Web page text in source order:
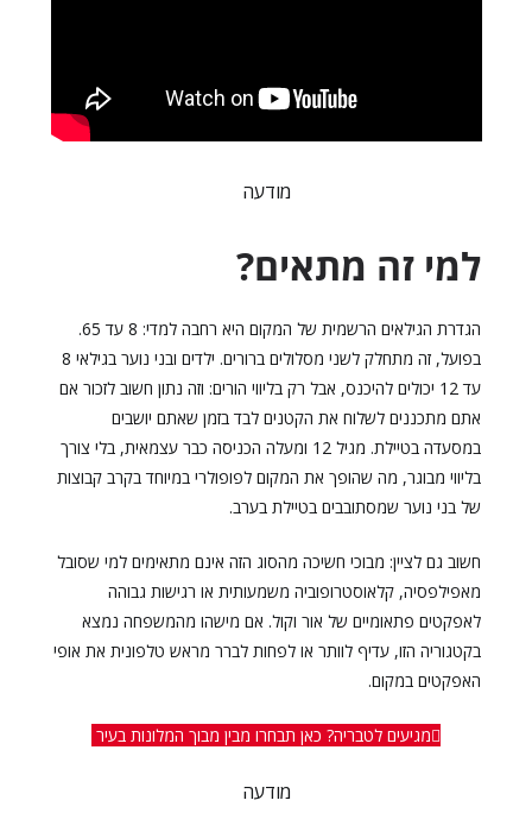
מודעה
למי זה מתאים?
הגדרת הגילאים הרשמית של המקום היא רחבה למדי: 8 עד 65.
בפועל, זה מתחלק לשני מסלולים ברורים. ילדים ובני נוער בגילאי 8
עד 12 יכולים להיכנס, אבל רק בליווי הורים: וזה נתון חשוב לזכור אם
אתם מתכננים לשלוח את הקטנים לבד בזמן שאתם יושבים
במסעדה בטיילת. מגיל 12 ומעלה הכניסה כבר עצמאית, בלי צורך
בליווי מבוגר, מה שהופך את המקום לפופולרי במיוחד בקרב קבוצות
של בני נוער שמסתובבים בטיילת בערב.
חשוב גם לציין: מבוכי חשיכה מהסוג הזה אינם מתאימים למי שסובל
מאפילפסיה, קלאוסטרופוביה משמעותית או רגישות גבוהה
לאפקטים פתאומיים של אור וקול. אם מישהו מהמשפחה נמצא
בקטגוריה הזו, עדיף לוותר או לפחות לברר מראש טלפונית את אופי
האפקטים במקום.
מגיעים לטבריה? כאן תבחרו מבין מבוך המלונות בעיר
מודעה